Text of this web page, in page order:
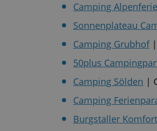
Camping
Sonnenplateau
Camping Grubhof|
50plus
Camping Sölden |
Camping
Burgstaller